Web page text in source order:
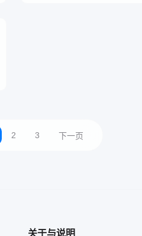
2 3 下一页
关于与说明